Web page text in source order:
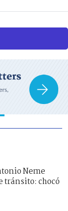
Neme
tránsito: chocó